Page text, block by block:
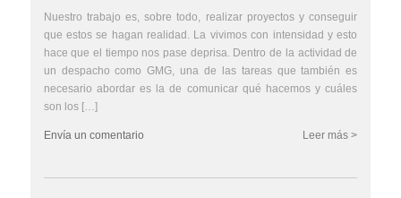
Nuestro trabajo es, sobre todo, realizar proyectos y conseguir
que estos se hagan realidad. La vivimos con intensidad y esto
hace que el tiempo nos pase deprisa. Dentro de la actividad de
un despacho como GMG, una de las tareas que también es
necesario abordar es la de comunicar qué hacemos y cuáles
son los […]
Leer más >
Envía un comentario